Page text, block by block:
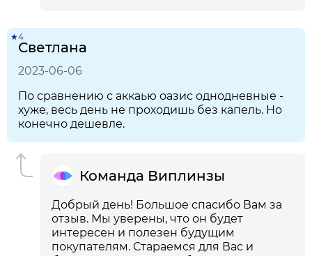
★4
Светлана
2023-06-06
По сравнению с аккаью оазис однодневные -
хуже, весь день не проходишь без капель. Но
конечно дешевле.
Команда Виплинзы
Добрый день! Большое спасибо Вам за
отзыв. Мы уверены, что он будет
интересен и полезен будущим
покупателям. Стараемся для Вас и